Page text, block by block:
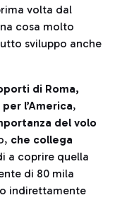
volta dal
cosa molto
sviluppo anche
di Roma,
l’America,
del volo
che collega
a coprire quella
di 80 mila
indirettamente